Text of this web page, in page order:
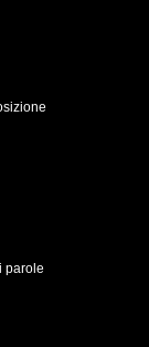
parole